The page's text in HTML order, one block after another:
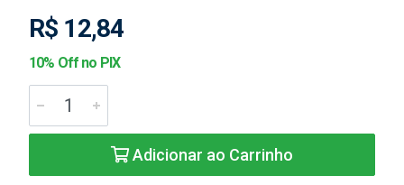
R$ 12,84
10% Off no PIX
Adicionar ao Carrinho